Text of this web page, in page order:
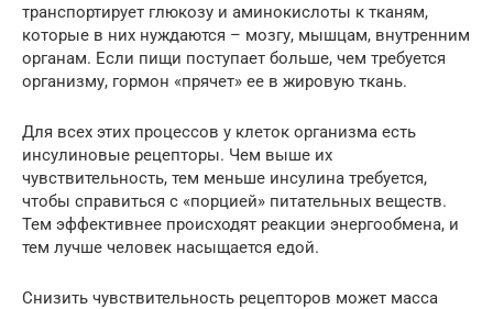
транспортирует глюкозу и аминокислоты к тканям,
которые в них нуждаются – мозгу, мышцам, внутренним
органам. Если пищи поступает больше, чем требуется
организму, гормон «прячет» ее в жировую ткань.
Для всех этих процессов у клеток организма есть
инсулиновые рецепторы. Чем выше их
чувствительность, тем меньше инсулина требуется,
чтобы справиться с «порцией» питательных веществ.
Тем эффективнее происходят реакции энергообмена, и
тем лучше человек насыщается едой.
Снизить чувствительность рецепторов может масса